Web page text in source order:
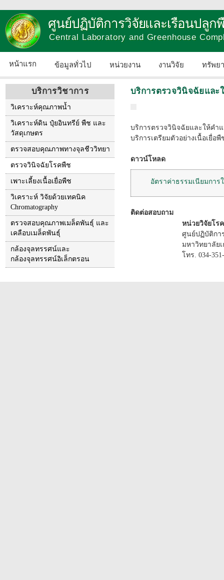
ศูนย์ปฏิบัติการวิจัยและเรือนปลูก
Central Laboratory and Greenhouse
หน้าแรก ข้อมูลทั่วไป หน่วยงาน งานวิจัย ทรัพย
บริการวิชาการ
วิเคราะห์คุณภาพน้ำ
วิเคราะห์ดิน ปุ๋ยอินทรีย์ พืช และ
วัสดุเกษตร
ตรวจสอบคุณภาพทางจุลชีววิทยา
ตรวจวินิจฉัยโรคพืช
เพาะเลี้ยงเนื้อเยื่อพืช
วิเคราะห์ วิจัยด้วยเทคนิค
Chromatography
ตรวจสอบคุณภาพเมล็ดพันธุ์ และ
เคลือบเมล็ดพันธุ์
กล้องจุลทรรศน์และ
กล้องจุลทรรศน์อิเล็กตรอน
บริการตรวจวินิจฉัยแล
บริการตรวจวินิจฉัยและให้คำ
บริการเตรียมตัวอย่างเนื้อเยื่อ
ดาวน์โหลด
อัตราค่าธรรมเนียมการ
ติดต่อสอบถาม
หน่วยวิจัยโร
ศูนย์ปฏิบัติกา
มหาวิทยาลัย
โทร. 034-